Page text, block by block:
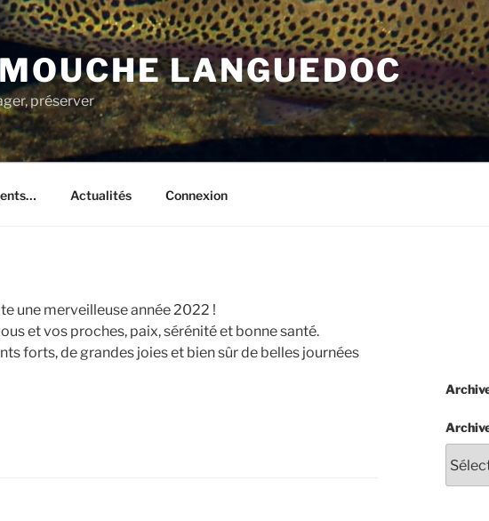
LANGUEDOC
préserver
Actualités Connexion
une merveilleuse année 2022 !
et vos proches, paix, sérénité et bonne santé.
forts, de grandes joies et bien sûr de belles journées